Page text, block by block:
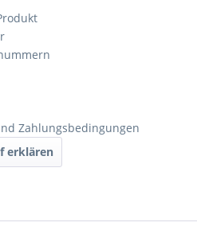
Zahlungsbedingungen
erklären